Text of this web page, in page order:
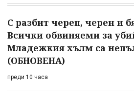
С разбит череп, черен и
Всички обвиняеми за
Младежкия хълм са
(ОБНОВЕНА)
преди 10 часа